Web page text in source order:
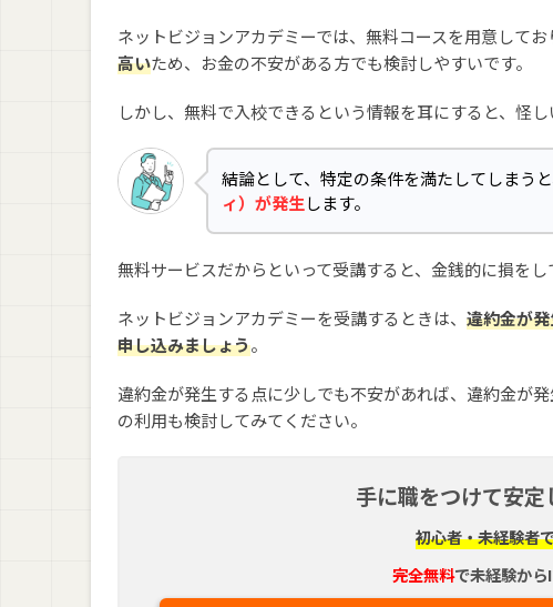
ネットビジョンアカデミーでは、無料コースを用意してお
高いため、お金の不安がある方でも検討しやすいです。
しかし、無料で入校できるという情報を耳にすると、怪し
結論として、特定の条件を満たしてしまうと
ィ）が発生します。
無料サービスだからといって受講すると、金銭的に損を
ネットビジョンアカデミーを受講するときは、 違約金が
申し込みましょう。
違約金が発生する点に少しでも不安があれば、違約金が
の利用も検討してみてください。
手に職をつけて安
初心者・未経験者
完全無料で未経験か